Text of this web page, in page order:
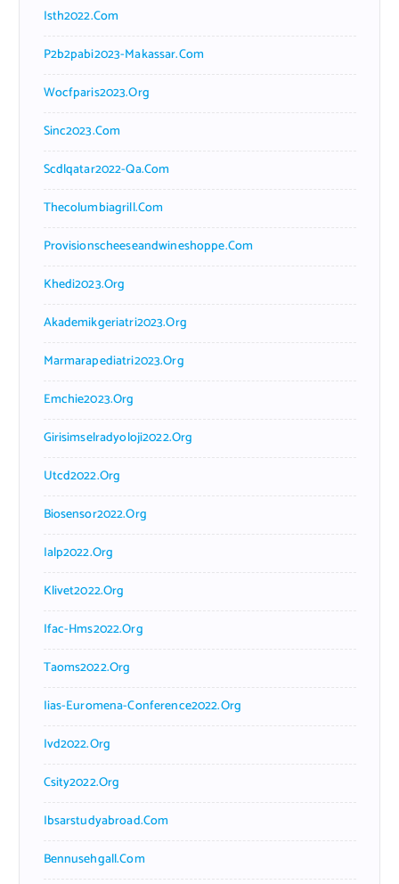
Isth2022.com
P2b2pabi2023-Makassar.com
Wocfparis2023.org
Sinc2023.com
Scdlqatar2022-Qa.com
Thecolumbiagrill.com
Provisionscheeseandwineshoppe.com
Khedi2023.org
Akademikgeriatri2023.org
Marmarapediatri2023.org
Emchie2023.org
Girisimselradyoloji2022.org
Utcd2022.org
Biosensor2022.org
Ialp2022.org
Klivet2022.org
Ifac-Hms2022.org
Taoms2022.org
Iias-Euromena-Conference2022.org
Ivd2022.org
Csity2022.org
Ibsarstudyabroad.com
Bennusehgall.com